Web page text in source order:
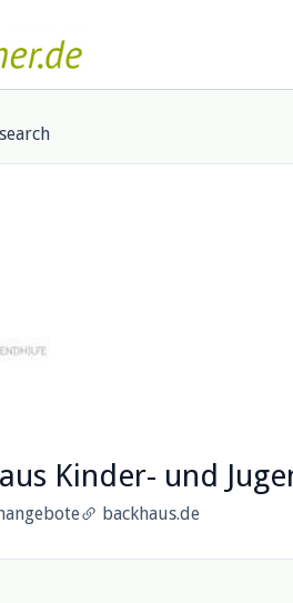
Kinder- und
backhaus.de